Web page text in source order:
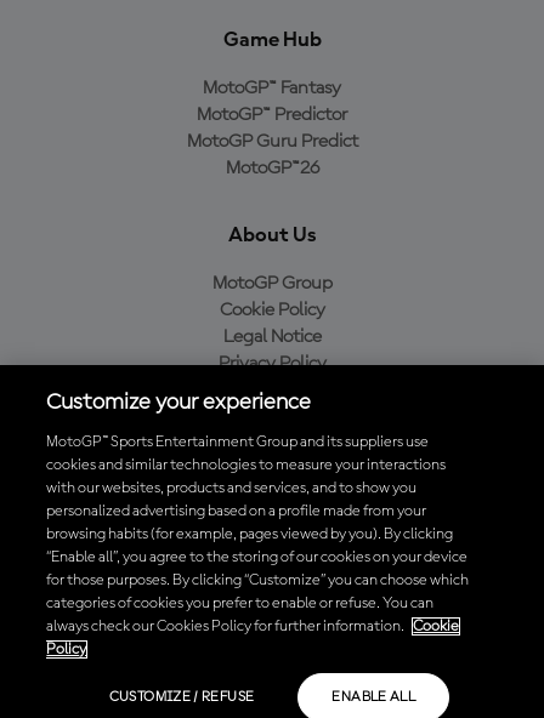
Game Hub
MotoGP™ Fantasy
MotoGP™ Predictor
MotoGP Guru Predict
MotoGP™26
About Us
MotoGP Group
Cookie Policy
Legal Notice
Privacy Policy
Purchase Policy
Baixe o aplicativo oficial da MotoGP™
© 2026 MotoGP Sports Entertainment Group. Todos os direitos
reservados. Todas as marcas registradas pertencem aos seus
respectivos proprietários.
Customize your experience
MotoGP™ Sports Entertainment Group and its suppliers use
cookies and similar technologies to measure your interactions
with our websites, products and services, and to show you
personalized advertising based on a profile made from your
browsing habits (for example, pages viewed by you). By clicking
“Enable all”, you agree to the storing of our cookies on your device
for those purposes. By clicking “Customize” you can choose which
categories of cookies you prefer to enable or refuse. You can
always check our Cookies Policy for further information.
Cookie
Policy
CUSTOMIZE / REFUSE ENABLE ALL